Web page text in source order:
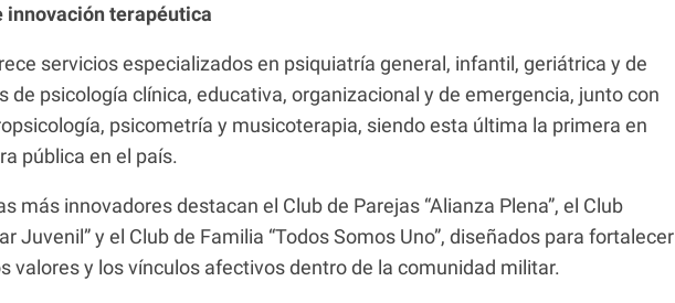
innovación terapéutica
servicios especializados en psiquiatría general, infantil, geriátrica y de
de psicología clínica, educativa, organizacional y de emergencia, junto con
psicometría y musicoterapia, siendo esta última la primera en
pública en el país.
más innovadores destacan el Club de Parejas “Alianza Plena”, el Club
Juvenil” y el Club de Familia “Todos Somos Uno”, diseñados para fortalecer
valores y los vínculos afectivos dentro de la comunidad militar.